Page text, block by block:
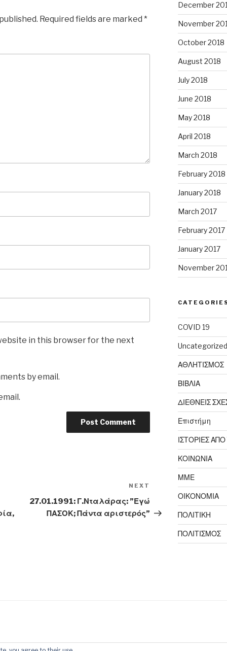
Required fields are marked *
in this browser for the next
by email.
NEXT
27.01.1991: Γ.Νταλάρας: ”Εγώ
ΠΑΣΟΚ; Πάντα αριστερός”
December
November
October 2018
August 2018
July 2018
June 2018
May 2018
April 2018
March 2018
February 2018
January 2018
March 2017
February 2017
January 2017
November
COVID 19
Uncategorized
ΑΘΛΗΤΙΣΜΟΣ
ΒΙΒΛΙΑ
ΔΙΕΘΝΕΙΣ
Επιστήμη
ΙΣΤΟΡΙΕΣ
ΚΟΙΝΩΝΙΑ
ΜΜΕ
ΟΙΚΟΝΟΜΙΑ
ΠΟΛΙΤΙΚΗ
ΠΟΛΙΤΙΣΜΟΣ